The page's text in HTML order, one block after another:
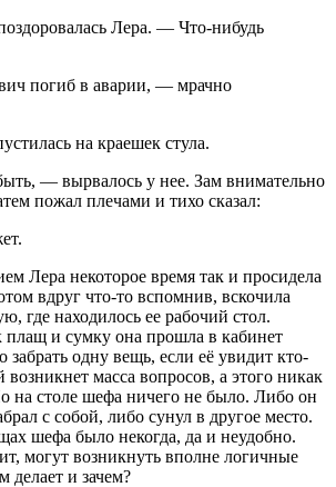
Лера. — Что-нибудь
погиб в аварии, — мрачно
на краешек стула.
— вырвалось у нее. Зам внимательно
пожал плечами и тихо сказал:
Лера некоторое время так и просидела
вдруг что-то вспомнив, вскочила
где находилось ее рабочий стол.
плащ и сумку она прошла в кабинет
одну вещь, если её увидит кто-
масса вопросов, а этого никак
на столе шефа ничего не было. Либо он
с собой, либо сунул в другое место.
шефа было некогда, да и неудобно.
могут возникнуть вполне логичные
делает и зачем?